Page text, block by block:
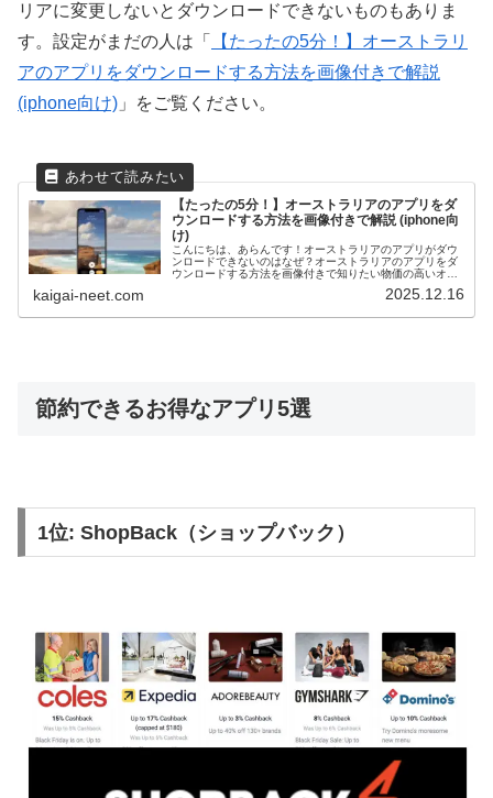
リアに変更しないとダウンロードできないものもありま
す。設定がまだの人は「
【たったの5分！】オーストラリ
アのアプリをダウンロードする方法を画像付きで解説
(iphone向け) 」をご覧ください。
【たったの5分！】オーストラリアのアプリをダ
ウンロードする方法を画像付きで解説 (iphone向
け)
こんにちは、あらんです！オーストラリアのアプリがダウ
ンロードできないのはなぜ？オーストラリアのアプリをダ
ウンロードする方法を画像付きで知りたい物価の高いオー
kaigai-neet.com 2025.12.16
節約できるお得なアプリ5選
1位: ShopBack（ショップバック）